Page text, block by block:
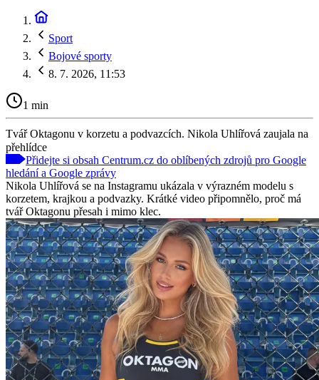
Sport
Bojové sporty
8. 7. 2026, 11:53
1 min
Tvář Oktagonu v korzetu a podvazcích. Nikola Uhlířová zaujala na
přehlídce
Přidejte si obsah Centrum.cz do oblíbených zdrojů pro Google
hledání a Google zprávy
Nikola Uhlířová se na Instagramu ukázala v výrazném modelu s
korzetem, krajkou a podvazky. Krátké video připomnělo, proč má
tvář Oktagonu přesah i mimo klec.